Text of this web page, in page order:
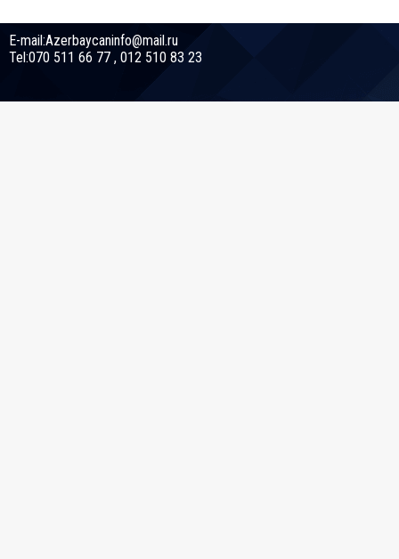
E-mail:Azerbaycaninfo@mail.ru
Tel:070 511 66 77 , 012 510 83 23